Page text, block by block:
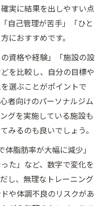
ナルジムの費用や回数
ら見る効果的な痩身
向いている人の傾向
実に結果を出しやすい点
自己管理が苦手」「ひと
におすすめです。
資格や経験」「施設の設
を比較し、自分の目標や
選ぶことがポイントで
者向けのパーソナルジム
グを実施している施設も
みるのも良いでしょう。
脂肪率が大幅に減少」
た」など、数字で変化を
し、無理なトレーニング
や体調不良のリスクがあ